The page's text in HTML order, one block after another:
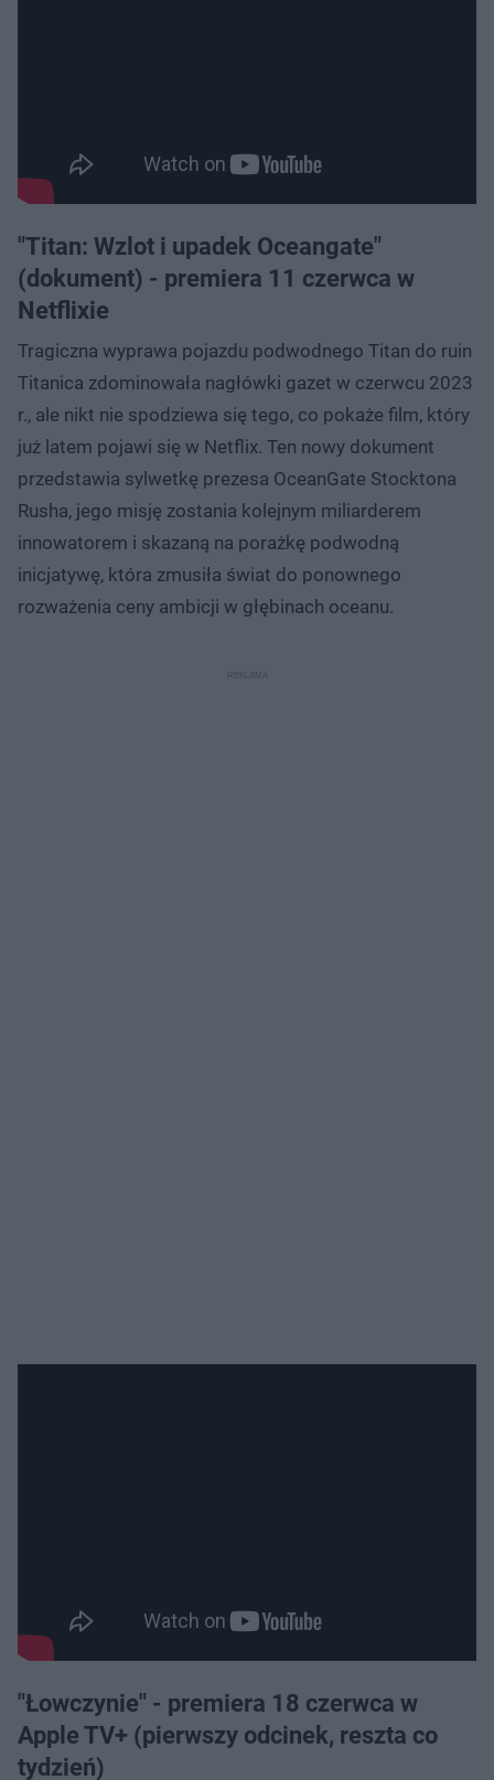
"Titan: Wzlot i upadek Oceangate"
(dokument) - premiera 11 czerwca w
Netflixie
Tragiczna wyprawa pojazdu podwodnego Titan do ruin
Titanica zdominowała nagłówki gazet w czerwcu 2023
r., ale nikt nie spodziewa się tego, co pokaże film, który
już latem pojawi się w Netflix. Ten nowy dokument
przedstawia sylwetkę prezesa OceanGate Stocktona
Rusha, jego misję zostania kolejnym miliarderem
innowatorem i skazaną na porażkę podwodną
inicjatywę, która zmusiła świat do ponownego
rozważenia ceny ambicji w głębinach oceanu.
"Łowczynie" - premiera 18 czerwca w
Apple TV+ (pierwszy odcinek, reszta co
tydzień)